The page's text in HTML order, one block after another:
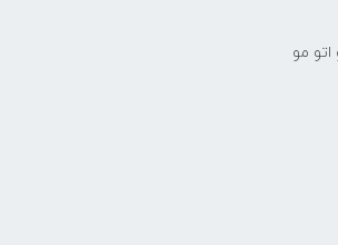
مو